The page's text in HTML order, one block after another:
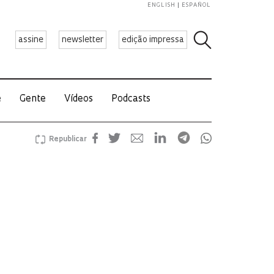
assine newsletter edição impressa
ENGLISH ESPAÑOL
Gente Vídeos Podcasts
Republicar